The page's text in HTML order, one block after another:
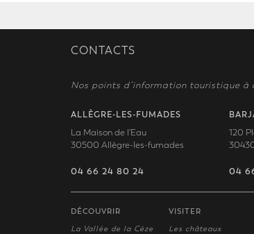
CONTACTS
Nos points d’information touristique
ALLÈGRE-LES-FUMADES
La Maison de l'Eau
30500 Allègre-les-fumades
04 66 24 80 24
120
04
DÉCOUVRIR
La Vallée de la Cèze
VISITER
Les châteaux